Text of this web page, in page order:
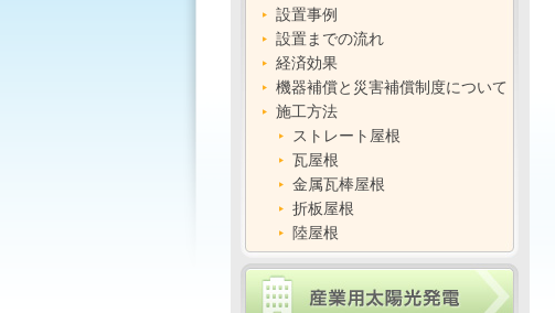
設置事例
設置までの流れ
経済効果
機器補償と災害補償制度について
施工方法
ストレート屋根
瓦屋根
金属瓦棒屋根
折板屋根
陸屋根